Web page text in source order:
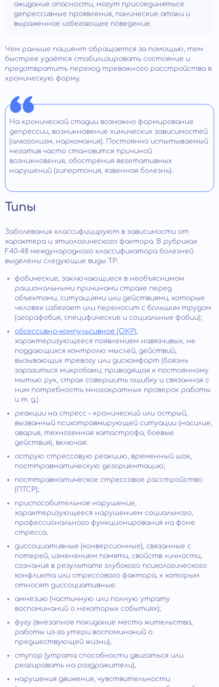
ожидание опасности, могут присоединяться
депрессивные проявления, панические атаки и
выраженное избегающее поведение.
Чем раньше пациент обращается за помощью, тем
быстрее удаётся стабилизировать состояние и
предотвратить переход тревожного расстройства в
хроническую форму.
На хронической стадии возможно формирование
депрессии, возникновение химических зависимостей
(алкоголизм, наркомания). Постоянно испытываемый
негатив часто становится причиной
возникновения, обострения вегетативных
нарушений (гипертония, язвенная болезнь).
Типы
Заболевания классифицируют в зависимости от
характера и этиологического фактора. В рубриках
F40-48 международного классификатора болезней
выделены следующие виды ТР:
фобические, заключающиеся в необъяснимом
рациональными причинами страхе перед
объектами, ситуациями или действиями, которые
человек избегает или переносит с большим трудом
(агорафобия, специфические и социальные фобии);
обсессивно-компульсивное (ОКР),
характеризующееся появлением навязчивых, не
поддающихся контролю мыслей, действий,
вызывающих тревогу или дискомфорт (боязнь
заразиться микробами, приводящая к постоянному
мытью рук, страх совершить ошибку и связанная с
ним потребность многократных проверок работы
и т. д.)
реакции на стресс – хронический или острый,
вызванный психотравмирующей ситуации (насилие,
авария, техногенная катастрофа, боевые
действия), включая:
острую стрессовую реакцию, временный шок,
посттравматическую дезориентацию;
посттравматическое стрессовое расстройство
(ПТСР);
приспособительное нарушение,
характеризующееся нарушением социального,
профессионального функционирования на фоне
стресса.
диссоциативные (конверсионные), связанные с
потерей, изменением памяти, свойств личности,
сознания в результате глубокого психологического
конфликта или стрессового фактора, к которым
относят диссоциативные:
амнезию (частичную или полную утрату
воспоминаний о некоторых событиях);
фугу (внезапное покидание места жительства,
работы из-за утери воспоминаний о
предшествующей жизни),
ступор (утрата способности двигаться или
реагировать на раздражители),
нарушения движения, чувствительности